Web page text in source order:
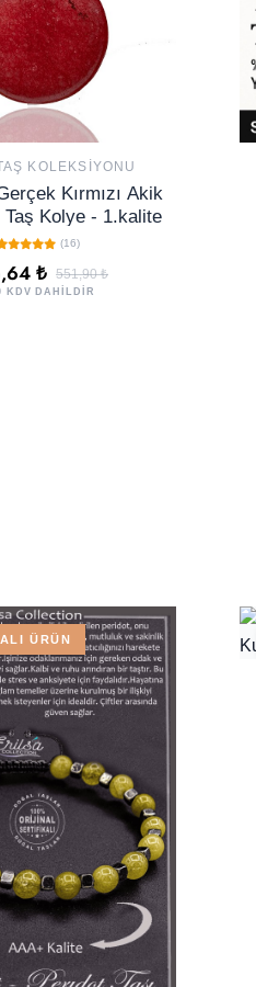
KOLEKSIYONU
Kırmızı Akik
Taş Kolye - 1.kalite
(16)
₺ 551,90 ₺
KDV DAHİLDİR
ÜRÜN